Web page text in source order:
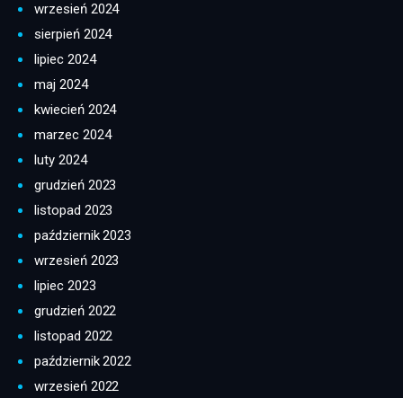
wrzesień 2024
sierpień 2024
lipiec 2024
maj 2024
kwiecień 2024
marzec 2024
luty 2024
grudzień 2023
listopad 2023
październik 2023
wrzesień 2023
lipiec 2023
grudzień 2022
listopad 2022
październik 2022
wrzesień 2022